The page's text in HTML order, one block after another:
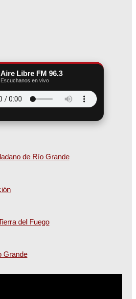
Aire Libre FM 96.3
Escuchanos en vivo